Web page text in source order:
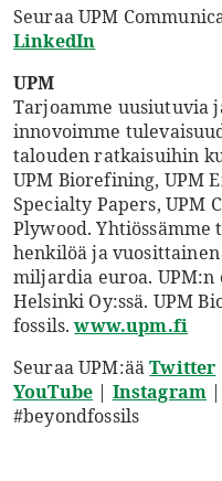
Seuraa UPM
LinkedIn
UPM
Tarjoamme uusiutuvia
innovoimme
talouden ratkaisuihin
UPM Biorefining, UPM
Specialty Papers, UPM
Plywood. Yhtiössämme
henkilöä ja
miljardia euroa. UPM:n
Helsinki Oy:ssä. UPM
fossils.www.upm.fi
Seuraa UPM:ääTwitter
YouTube | Instagram
#beyondfossils